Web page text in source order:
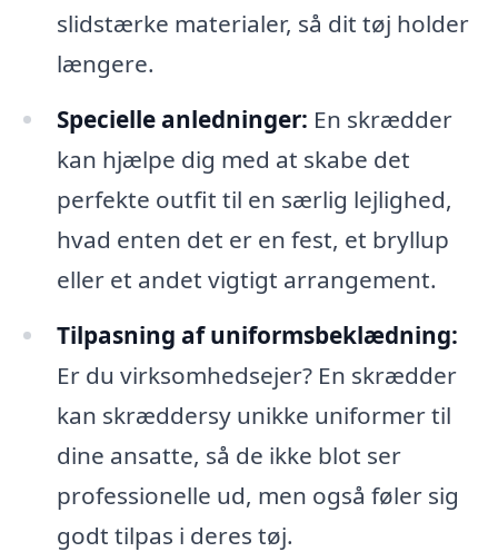
slidstærke materialer, så dit tøj holder
længere.
Specielle anledninger: En skrædder
kan hjælpe dig med at skabe det
perfekte outfit til en særlig lejlighed,
hvad enten det er en fest, et bryllup
eller et andet vigtigt arrangement.
Tilpasning af uniformsbeklædning:
Er du virksomhedsejer? En skrædder
kan skræddersy unikke uniformer til
dine ansatte, så de ikke blot ser
professionelle ud, men også føler sig
godt tilpas i deres tøj.